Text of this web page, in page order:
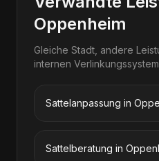
Oppenheim
Gleiche Stadt, andere
internen
Sattelanpassung in
Sattelberatung in